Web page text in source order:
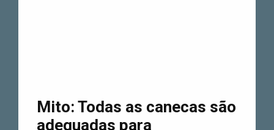
Mito: Todas as canecas são
adequadas para